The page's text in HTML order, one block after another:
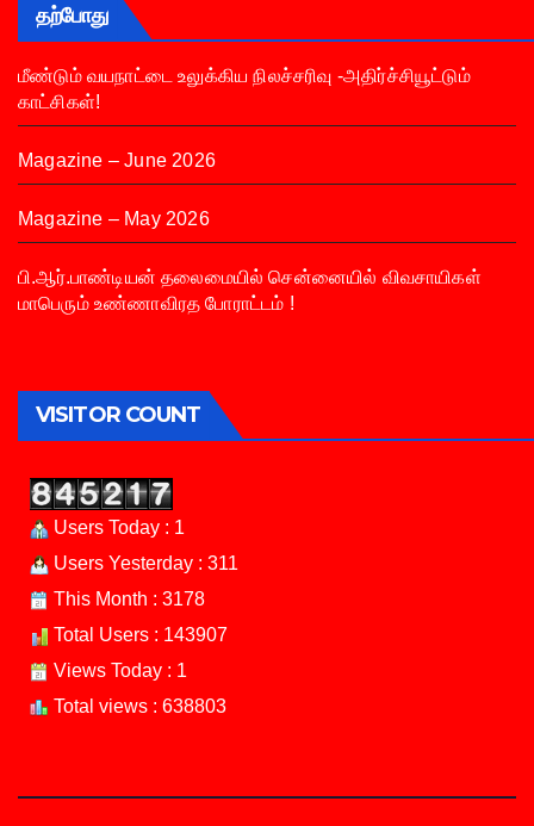
தற்போது
மீண்டும் வயநாட்டை உலுக்கிய நிலச்சரிவு -அதிர்ச்சியூட்டும்
காட்சிகள்!
Magazine – June 2026
Magazine – May 2026
பி.ஆர்.பாண்டியன் தலைமையில் சென்னையில் விவசாயிகள்
மாபெரும் உண்ணாவிரத போராட்டம் !
VISITOR COUNT
Users Today : 1
Users Yesterday : 311
This Month : 3178
Total Users : 143907
Views Today : 1
Total views : 638803